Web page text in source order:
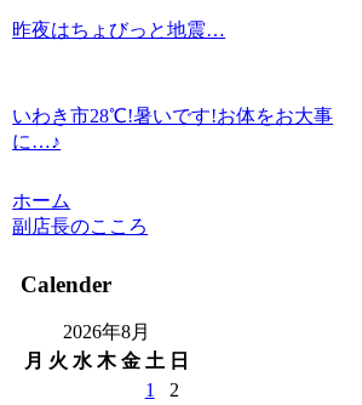
昨夜はちょびっと地震…
いわき市28℃!暑いです!お体をお大事
に…♪
ホーム
副店長のこころ
Calender
2026年8月
月 火 水 木 金 土 日
1
2